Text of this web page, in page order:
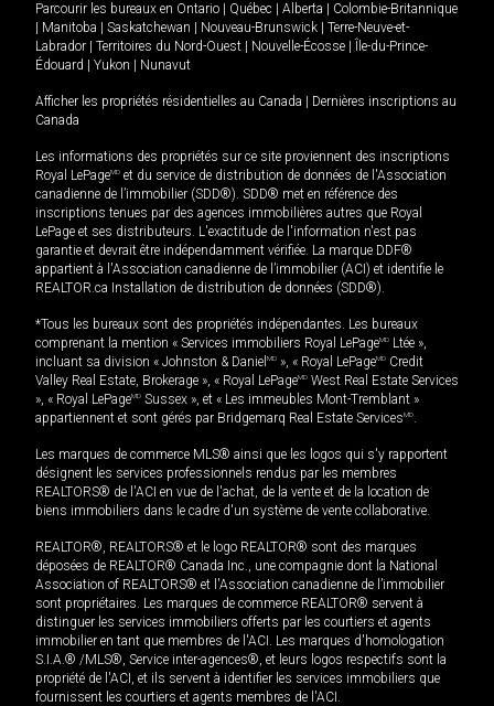
Parcourir les bureaux en Ontario Québec Alberta
Colombie-Britannique
Manitoba Saskatchewan Nouveau-Brunswick
Terre-Neuve-et-
Labrador
Territoires du Nord-Ouest Nouvelle-Écosse
Île-du-Prince-
Édouard
Yukon Nunavut
Afficher les propriétés résidentielles au Canada
Dernières inscriptions au
Canada
Les informations des propriétés sur ce site proviennent des inscriptions
Royal LePageMD et du service de distribution de données de l'Association
canadienne de l’immobilier (SDD®). SDD® met en référence des
inscriptions tenues par des agences immobilières autres que Royal
LePage et ses distributeurs. L'exactitude de l'information n'est pas
garantie et devrait être indépendamment vérifiée. La marque DDF®
appartient à l'Association canadienne de l’immobilier (ACI) et identifie le
REALTOR.ca Installation de distribution de données (SDD®).
*Tous les bureaux sont des propriétés indépendantes. Les bureaux
comprenant la mention « Services immobiliers Royal LePageMD Ltée »,
incluant sa division « Johnston & Daniel MD », « Royal LePageMD Credit
Valley Real Estate, Brokerage », « Royal LePageMD West Real Estate Services
», « Royal LePageMD Sussex », et « Les immeubles Mont-Tremblant »
appartiennent et sont gérés par Bridgemarq Real Estate ServicesMD.
Les marques de commerce MLS® ainsi que les logos qui s'y rapportent
désignent les services professionnels rendus par les membres
REALTORS® de l'ACI en vue de l'achat, de la vente et de la location de
biens immobiliers dans le cadre d'un système de vente collaborative.
REALTOR®, REALTORS® et le logo REALTOR® sont des marques
déposées de REALTOR® Canada Inc., une compagnie dont la National
Association of REALTORS® et l'Association canadienne de l’immobilier
sont propriétaires. Les marques de commerce REALTOR® servent à
distinguer les services immobiliers offerts par les courtiers et agents
immobilier en tant que membres de l'ACI. Les marques d'homologation
S.I.A.® /MLS®, Service inter-agences®, et leurs logos respectifs sont la
propriété de l'ACI, et ils servent à identifier les services immobiliers que
fournissent les courtiers et agents membres de l'ACI.